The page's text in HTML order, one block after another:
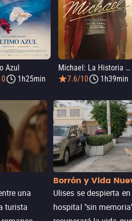
Azul
1h25min
Michael: La Historia De Michael Jackson
7.6/10
1h39min
una
turista
Borrón y Vida
Ulises se despierta
hospital "sin